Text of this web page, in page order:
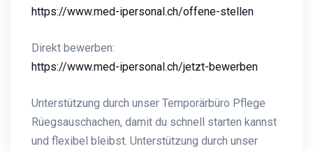
https://www.med-ipersonal.ch/offene-stellen
Direkt bewerben:
https://www.med-ipersonal.ch/jetzt-bewerben
Unterstützung durch unser Temporärbüro Pflege
Rüegsauschachen, damit du schnell starten kannst
und flexibel bleibst. Unterstützung durch unser